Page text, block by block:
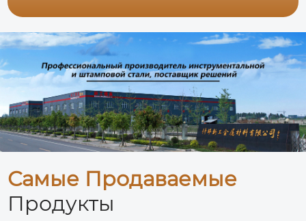
Самые Продаваемые
Продукты